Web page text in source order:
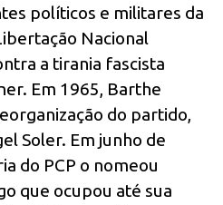
políticos e militares da
Nacional
a tirania fascista
Em 1965, Barthe
do partido,
Soler. Em junho de
do PCP o nomeou
que ocupou até sua